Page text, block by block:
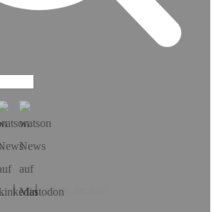
Hol dir die App!